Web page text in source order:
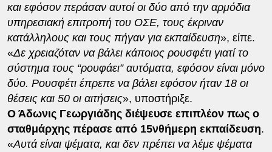
και εφόσον περάσαν αυτοί οι δύο από την αρμόδια
υπηρεσιακή επιτροπή του ΟΣΕ, τους έκριναν
κατάλληλους και τους πήγαν για εκπαίδευση», είπε.
«Δε χρειαζόταν να βάλει κάποιος ρουσφέτι γιατί το
σύστημα τους “ρουφάει” αυτόματα, εφόσον είναι μόνο
δύο. Ρουσφέτι έπρεπε να βάλει εφόσον ήταν 18 οι
θέσεις και 50 οι αιτήσεις», υποστήριξε.
Ο Άδωνις Γεωργιάδης διέψευσε επιπλέον πως ο
σταθμάρχης πέρασε από 15νθήμερη εκπαίδευση.
«Αυτά είναι ψέματα, και δεν πρέπει να λέμε ψέματα